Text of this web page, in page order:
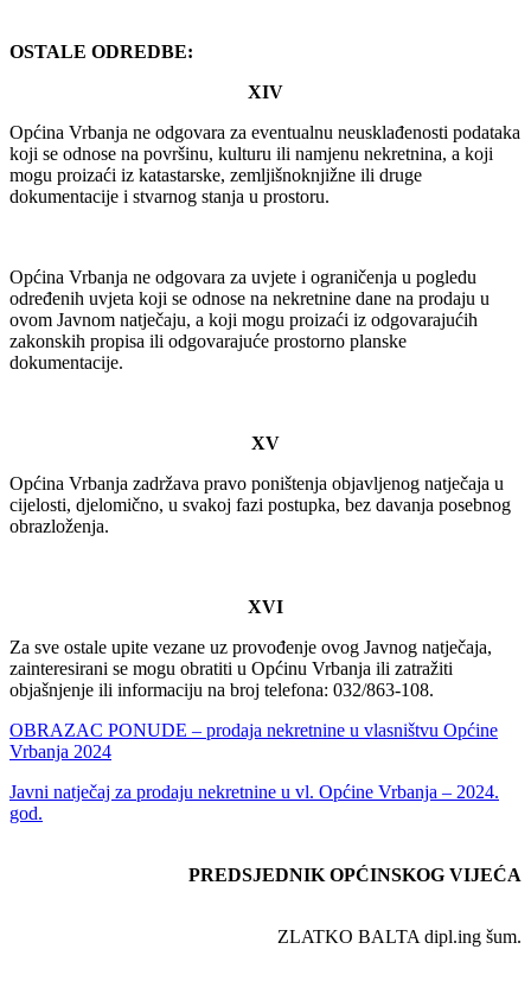
OSTALE ODREDBE:
XIV
Općina Vrbanja ne odgovara za eventualnu neusklađenosti podataka
koji se odnose na površinu, kulturu ili namjenu nekretnina, a koji
mogu proizaći iz katastarske, zemljišnoknjižne ili druge
dokumentacije i stvarnog stanja u prostoru.
Općina Vrbanja ne odgovara za uvjete i ograničenja u pogledu
određenih uvjeta koji se odnose na nekretnine dane na prodaju u
ovom Javnom natječaju, a koji mogu proizaći iz odgovarajućih
zakonskih propisa ili odgovarajuće prostorno planske
dokumentacije.
XV
Općina Vrbanja zadržava pravo poništenja objavljenog natječaja u
cijelosti, djelomično, u svakoj fazi postupka, bez davanja posebnog
obrazloženja.
XVI
Za sve ostale upite vezane uz provođenje ovog Javnog natječaja,
zainteresirani se mogu obratiti u Općinu Vrbanja ili zatražiti
objašnjenje ili informaciju na broj telefona: 032/863-108.
OBRAZAC PONUDE – prodaja nekretnine u vlasništvu Općine
Vrbanja 2024
Javni natječaj za prodaju nekretnine u vl. Općine Vrbanja – 2024.
god.
PREDSJEDNIK OPĆINSKOG VIJEĆA
ZLATKO BALTA dipl.ing šum.